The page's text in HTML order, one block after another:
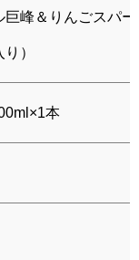
峰＆りんごスパー
）
本